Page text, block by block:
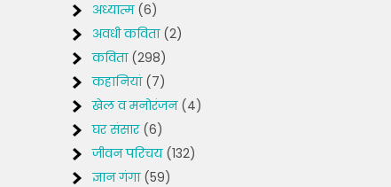
अध्यात्म(6)
अवधी कविता(2)
कविता(298)
कहानियां(7)
खेल व मनोरंजन(4)
घर संसार(6)
जीवन परिचय(132)
ज्ञान गंगा(59)